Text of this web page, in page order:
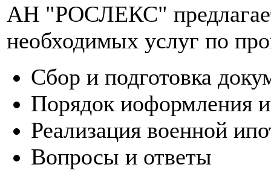
АН "РОСЛЕКС"
необходимых услуг по
Сбор и подготовка
Порядок иоформления
Реализация военной
Вопросы и ответы